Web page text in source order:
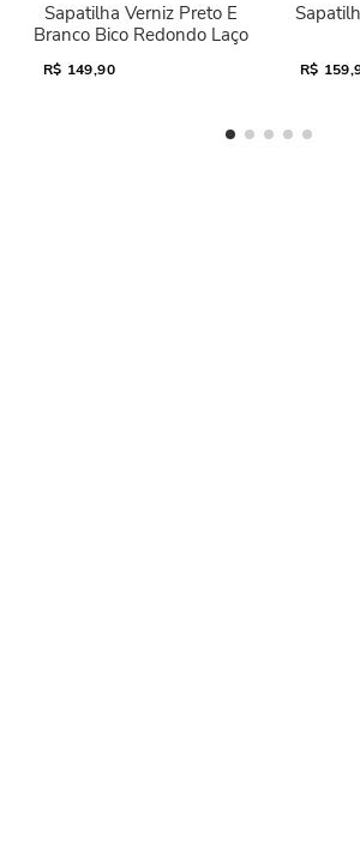
Sapatilha Verniz Preto E
Branco Bico Redondo Laço
R$ 149,90 R$